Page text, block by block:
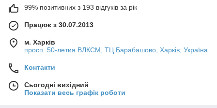
99% позитивних з 193 відгуків за рік
Працює з 30.07.2013
м. Харків
просп. 50-летия ВЛКСМ, ТЦ Барабашово, Харків, Україна
Контакти
Сьогодні вихідний
Показати весь графік роботи